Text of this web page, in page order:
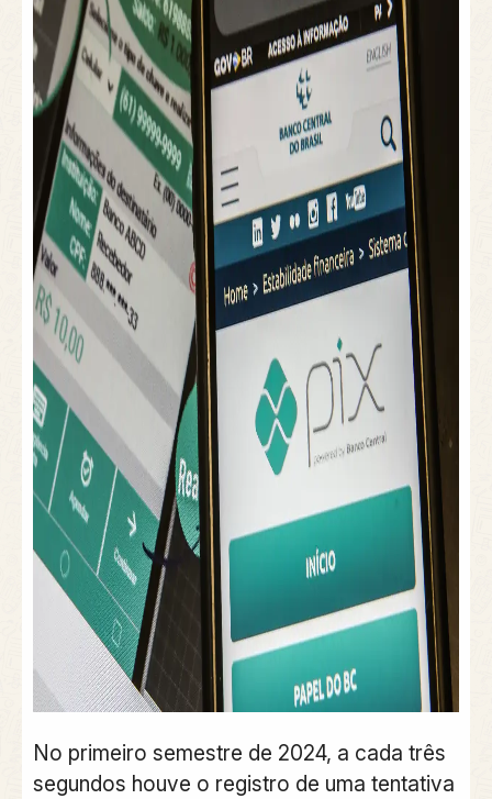
No primeiro semestre de 2024, a cada três
segundos houve o registro de uma tentativa